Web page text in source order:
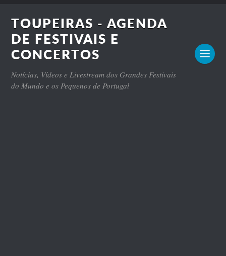
TOUPEIRAS - AGENDA
DE FESTIVAIS E
CONCERTOS
Notícias, Vídeos e Livestream dos Grandes Festivais
do Mundo e os Pequenos de Portugal